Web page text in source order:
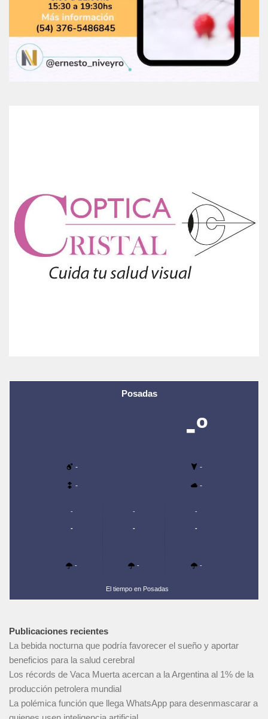
Posadas
-º
- -
- -
-
-
-
-
-
-
-
-
-
El tiempo en Posadas
Publicaciones recientes
La bebida nocturna que podría favorecer el sueño y aportar
beneficios para la salud cerebral
Los récords de Vaca Muerta acercan a la Argentina al 1% de la
producción petrolera mundial
La polémica función que llega WhatsApp para desenmascarar a